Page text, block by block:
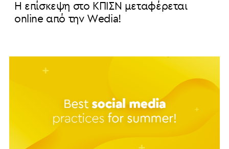
Η επίσκεψη στο ΚΠΙΣΝ μεταφέρεται
online από την Wedia!